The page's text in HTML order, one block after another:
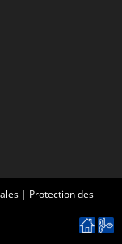
| Protection des